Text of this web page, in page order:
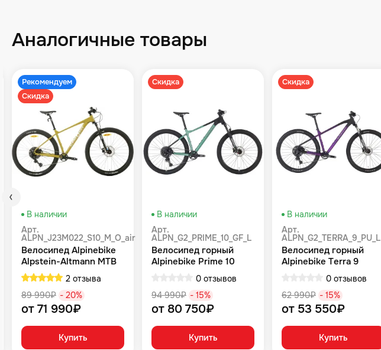
Аналогичные товары
Рекомендуем
Скидка
В наличии
Арт.
ALPN_J23M022_S10_M_O_air
Велосипед Alpinebike
Alpstein-Altmann MTB
10 air цвет оливковый
2 отзыва
89 990₽ - 20%
от 71 990₽
Купить
Скидка
В наличии
Арт.
ALPN_G2_PRIME_10_GF_L
Велосипед горный
Alpinebike Prime 10
туманный зеленый
0 отзывов
94 990₽ - 15%
от 80 750₽
Купить
Скидка
В наличии
Арт.
ALPN_G2_TERRA_9_PU_L
Велосипед горный
Alpinebike Terra 9
фиолетовый космос
0 отзывов
62 990₽ - 15%
от 53 550₽
Купить